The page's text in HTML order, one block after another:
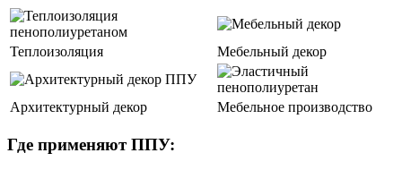
Теплоизоляция Мебельный декор
Архитектурный декор Мебельное производство
Где применяют ППУ: